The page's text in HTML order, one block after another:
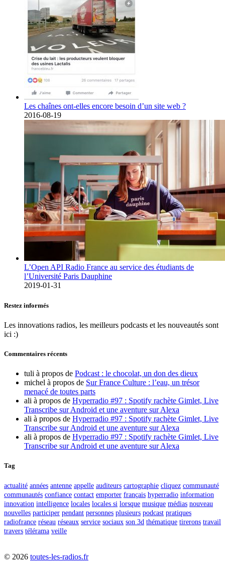
Les chaînes ont-elles encore besoin d’un site web ?
2016-08-19
L’Open API Radio France au service des étudiants de
l’Université Paris Dauphine
2019-01-31
Restez informés
Les innovations radios, les meilleurs podcasts et les nouveautés sont
ici :)
Commentaires récents
tuli à propos de Podcast : le chocolat, un don des dieux
michel à propos de Sur France Culture : l’eau, un trésor
menacé de toutes parts
ali à propos de Hyperradio #97 : Spotify rachète Gimlet, Live
Transcribe sur Android et une aventure sur Alexa
ali à propos de Hyperradio #97 : Spotify rachète Gimlet, Live
Transcribe sur Android et une aventure sur Alexa
ali à propos de Hyperradio #97 : Spotify rachète Gimlet, Live
Transcribe sur Android et une aventure sur Alexa
Tag
actualité années antenne appelle auditeurs cartographie cliquez communauté
communautés confiance contact emporter français hyperradio information
innovation intelligence locales locales si lorsque musique médias nouveau
nouvelles participer pendant personnes plusieurs podcast pratiques
radiofrance réseau réseaux service sociaux son 3d thématique tirerons travail
travers télérama veille
© 2026 toutes-les-radios.fr